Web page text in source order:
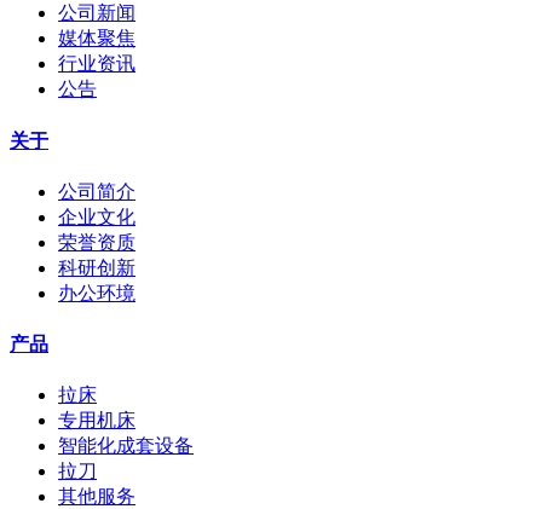
公司新闻
媒体聚焦
行业资讯
公告
关于
公司简介
企业文化
荣誉资质
科研创新
办公环境
产品
拉床
专用机床
智能化成套设备
拉刀
其他服务